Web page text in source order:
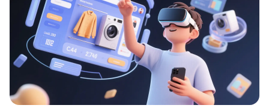
新零售大会 新零售茶会
新零售私享会 门店经营增长公开课
AllValue 战略合作
增长产品指南